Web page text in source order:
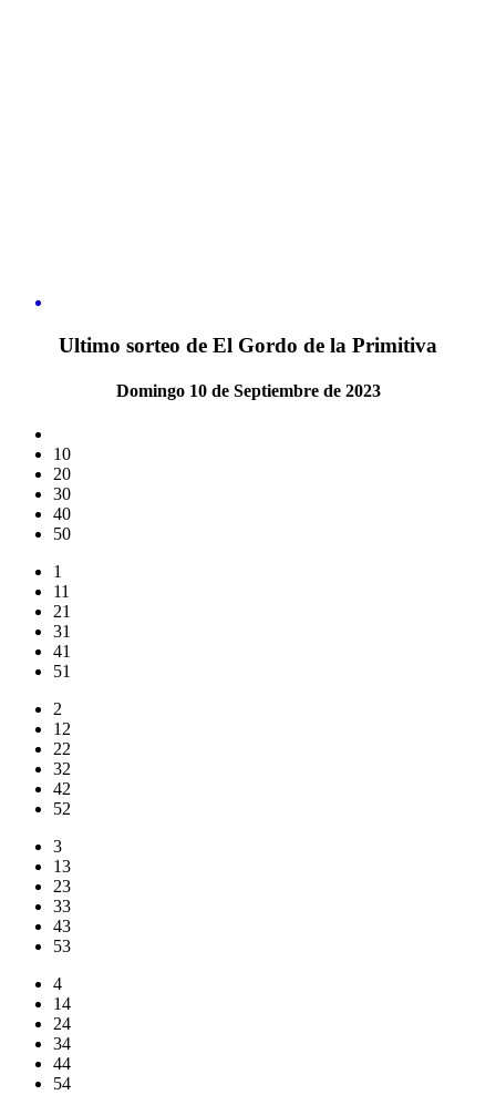
Ultimo sorteo de El Gordo de la Primitiva
Domingo 10 de Septiembre de 2023
10
20
30
40
50
1
11
21
31
41
51
2
12
22
32
42
52
3
13
23
33
43
53
4
14
24
34
44
54